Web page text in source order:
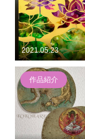
2021.05.23
作品紹介